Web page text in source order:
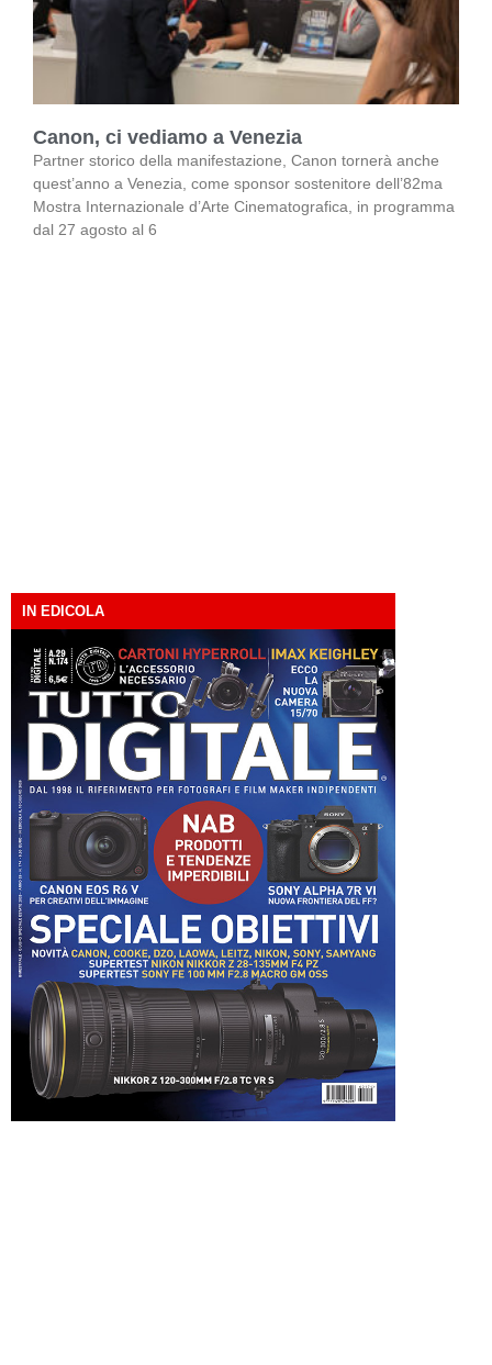
Canon, ci vediamo a Venezia
Partner storico della manifestazione, Canon tornerà anche
quest’anno a Venezia, come sponsor sostenitore dell’82ma
Mostra Internazionale d’Arte Cinematografica, in programma
dal 27 agosto al 6
IN EDICOLA